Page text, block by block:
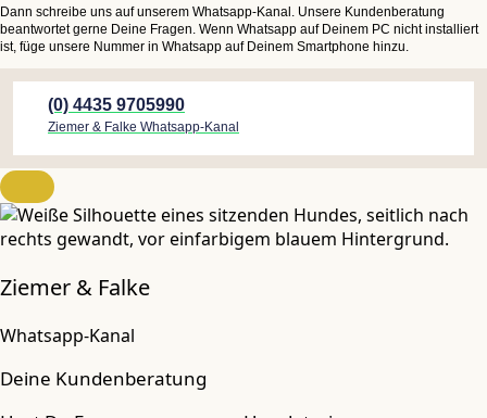
Dann schreibe uns auf unserem Whatsapp-Kanal. Unsere Kundenberatung
beantwortet gerne Deine Fragen. Wenn Whatsapp auf Deinem PC nicht installiert
ist, füge unsere Nummer in Whatsapp auf Deinem Smartphone hinzu.
(0) 4435 9705990
Ziemer & Falke Whatsapp-Kanal
Ziemer & Falke
Whatsapp-Kanal
Deine Kundenberatung